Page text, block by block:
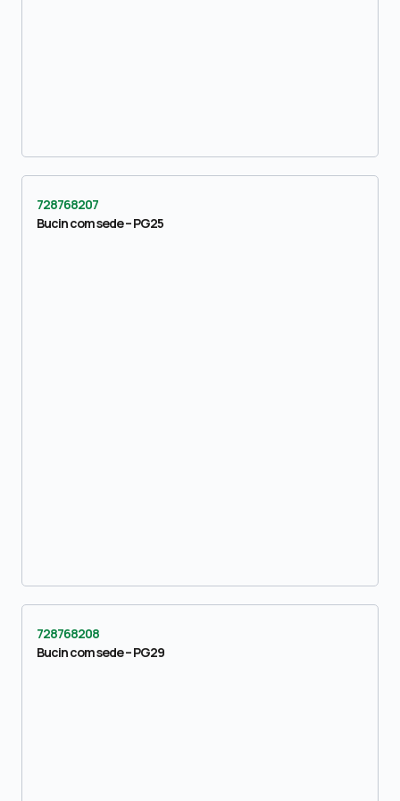
728768207
Bucin com sede – PG25
728768208
Bucin com sede – PG29